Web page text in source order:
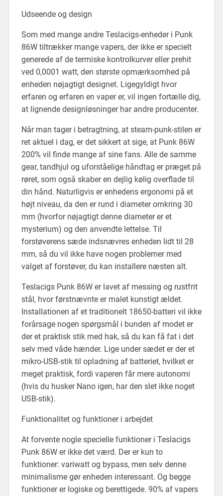
Udseende og design
Som med mange andre Teslacigs-enheder i Punk
86W tiltrækker mange vapers, der ikke er specielt
generede af de termiske kontrolkurver eller prehit
ved 0,0001 watt, den største opmærksomhed på
enheden nøjagtigt designet. Ligegyldigt hvor
erfaren og erfaren en vaper er, vil ingen fortælle dig,
at lignende designløsninger har andre producenter.
Når man tager i betragtning, at steam-punk-stilen er
ret aktuel i dag, er det sikkert at sige, at Punk 86W
200% vil finde mange af sine fans. Alle de samme
gear, tandhjul og uforståelige håndtag er præget på
røret, som også skaber en dejlig kølig overflade til
din hånd. Naturligvis er enhedens ergonomi på et
højt niveau, da den er rund i diameter omkring 30
mm (hvorfor nøjagtigt denne diameter er et
mysterium) og den anvendte lettelse. Til
forstøverens sæde indsnævres enheden lidt til 28
mm, så du vil ikke have nogen problemer med
valget af forstøver, du kan installere næsten alt.
Teslacigs Punk 86W er lavet af messing og rustfrit
stål, hvor førstnævnte er malet kunstigt ældet.
Installationen af et traditionelt 18650-batteri vil ikke
forårsage nogen spørgsmål i bunden af modet er
der et praktisk stik med hak, så du kan få fat i det
selv med våde hænder. Lige under sædet er der et
mikro-USB-stik til opladning af batteriet, hvilket er
meget praktisk, fordi vaperen får mere autonomi
(hvis du husker Nano igen, har den slet ikke noget
USB-stik).
Funktionalitet og funktioner i arbejdet
At forvente nogle specielle funktioner i Teslacigs
Punk 86W er ikke det værd. Der er kun to
funktioner: variwatt og bypass, men selv denne
minimalisme gør enheden interessant. Og begge
funktioner er logiske og berettigede. 90% af vapers